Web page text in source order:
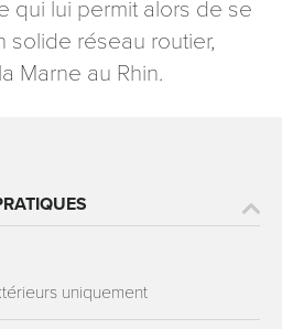
qui lui permit alors de se
solide réseau routier,
Marne au Rhin.
uniquement